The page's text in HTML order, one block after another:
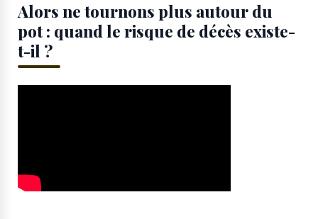
Alors ne tournons plus autour du
pot : quand le risque de décès existe-
t-il ?